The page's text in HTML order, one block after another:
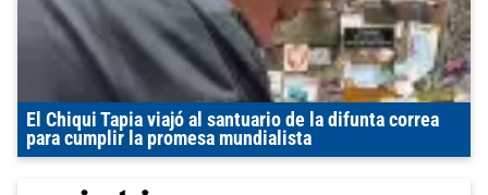
El Chiqui Tapia viajó al santuario de la difunta correa
para cumplir la promesa mundialista